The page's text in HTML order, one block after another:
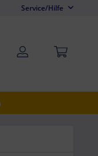
Service/Hilfe